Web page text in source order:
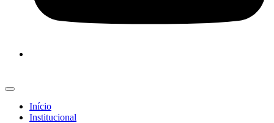
Início
Institucional